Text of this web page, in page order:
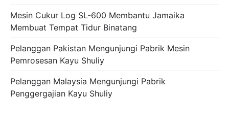
Mesin Cukur Log SL-600 Membantu Jamaika
Membuat Tempat Tidur Binatang
Pelanggan Pakistan Mengunjungi Pabrik Mesin
Pemrosesan Kayu Shuliy
Pelanggan Malaysia Mengunjungi Pabrik
Penggergajian Kayu Shuliy